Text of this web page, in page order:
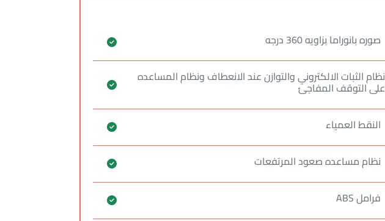
صوره بانوراما بزاويه 360 درجه
نظام الثبات الالكتروني والتوازن عند الانعطاف ونظام المساعده
على التوقف المفاجئ
النقط العمياء
نظام مساعده صعود المرتفعات
فرامل ABS